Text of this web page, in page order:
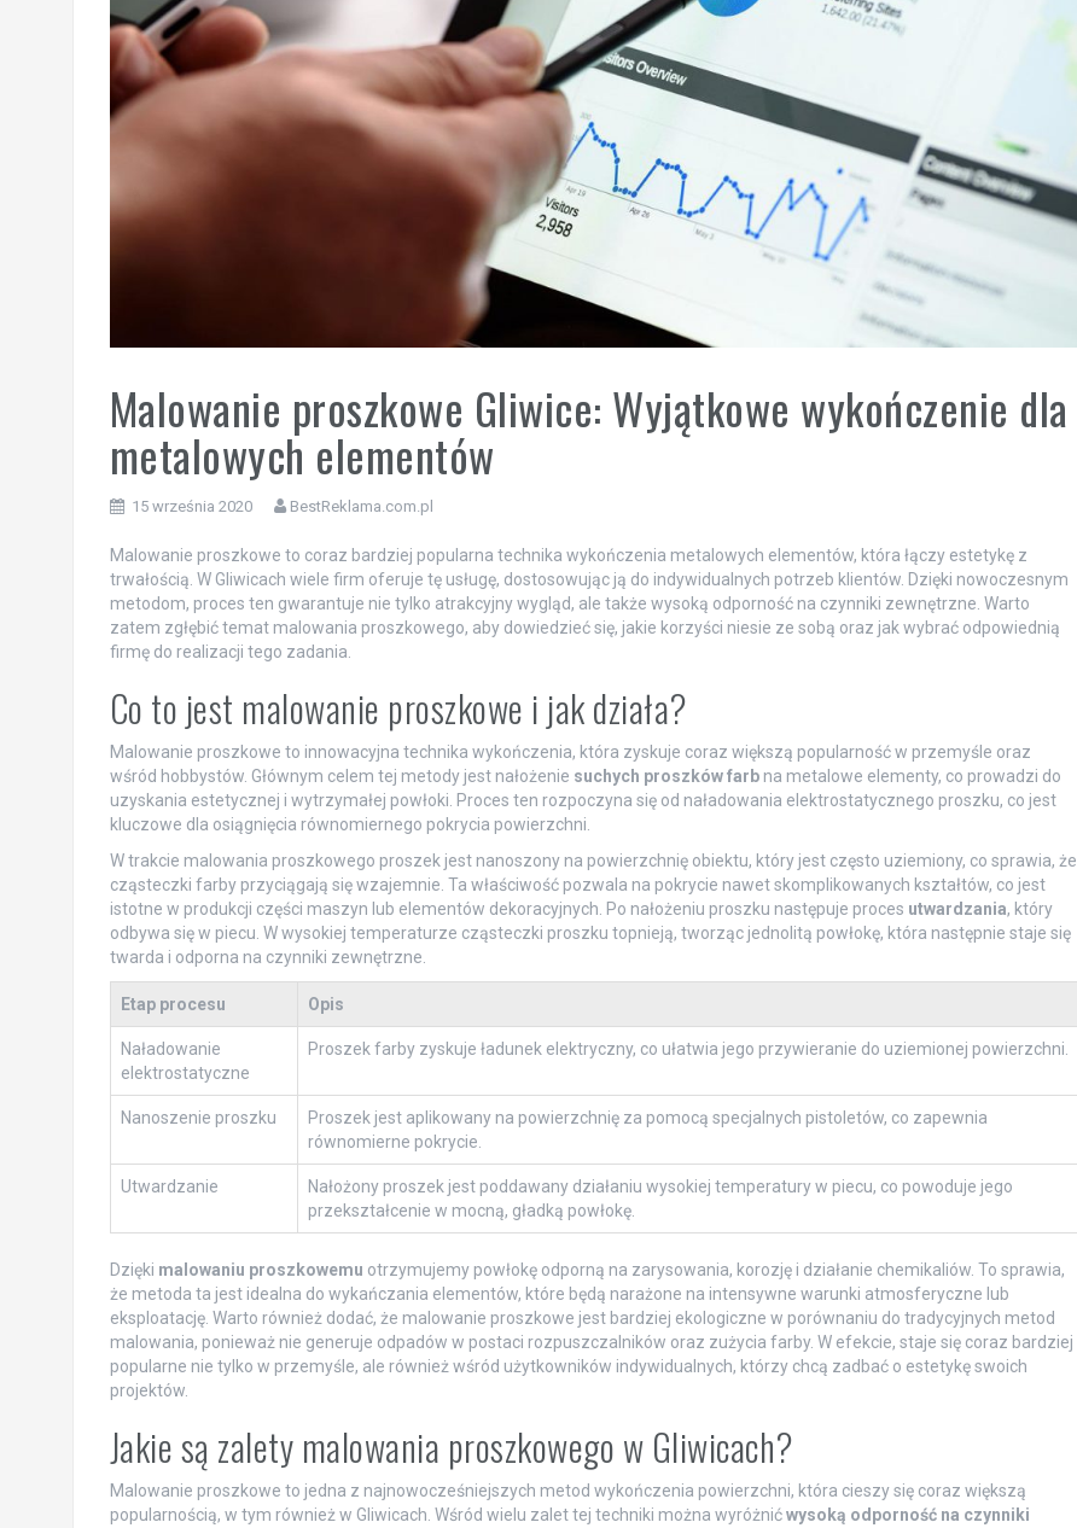
Malowanie proszkowe Gliwice: Wyjątkowe wykończenie dla
metalowych elementów
15 września 2020 BestReklama.com.pl
Malowanie proszkowe to coraz bardziej popularna technika wykończenia metalowych elementów, która łączy estetykę z
trwałością. W Gliwicach wiele firm oferuje tę usługę, dostosowując ją do indywidualnych potrzeb klientów. Dzięki nowoczesnym
metodom, proces ten gwarantuje nie tylko atrakcyjny wygląd, ale także wysoką odporność na czynniki zewnętrzne. Warto
zatem zgłębić temat malowania proszkowego, aby dowiedzieć się, jakie korzyści niesie ze sobą oraz jak wybrać odpowiednią
firmę do realizacji tego zadania.
Co to jest malowanie proszkowe i jak działa?
Malowanie proszkowe to innowacyjna technika wykończenia, która zyskuje coraz większą popularność w przemyśle oraz
wśród hobbystów. Głównym celem tej metody jest nałożenie suchych proszków farbna metalowe elementy, co prowadzi do
uzyskania estetycznej i wytrzymałej powłoki. Proces ten rozpoczyna się od naładowania elektrostatycznego proszku, co jest
kluczowe dla osiągnięcia równomiernego pokrycia powierzchni.
W trakcie malowania proszkowego proszek jest nanoszony na powierzchnię obiektu, który jest często uziemiony, co sprawia, że
cząsteczki farby przyciągają się wzajemnie. Ta właściwość pozwala na pokrycie nawet skomplikowanych kształtów, co jest
istotne w produkcji części maszyn lub elementów dekoracyjnych. Po nałożeniu proszku następuje proces utwardzania, który
odbywa się w piecu. W wysokiej temperaturze cząsteczki proszku topnieją, tworząc jednolitą powłokę, która następnie staje się
twarda i odporna na czynniki zewnętrzne.
Etap procesu Opis
Naładowanie
elektrostatyczne
Proszek farby zyskuje ładunek elektryczny, co ułatwia jego przywieranie do uziemionej powierzchni.
Nanoszenie proszku
Proszek jest aplikowany na powierzchnię za pomocą specjalnych pistoletów, co zapewnia
równomierne pokrycie.
Utwardzanie
Nałożony proszek jest poddawany działaniu wysokiej temperatury w piecu, co powoduje jego
przekształcenie w mocną, gładką powłokę.
Dzięki malowaniu proszkowemu otrzymujemy powłokę odporną na zarysowania, korozję i działanie chemikaliów. To sprawia,
że metoda ta jest idealna do wykańczania elementów, które będą narażone na intensywne warunki atmosferyczne lub
eksploatację. Warto również dodać, że malowanie proszkowe jest bardziej ekologiczne w porównaniu do tradycyjnych metod
malowania, ponieważ nie generuje odpadów w postaci rozpuszczalników oraz zużycia farby. W efekcie, staje się coraz bardziej
popularne nie tylko w przemyśle, ale również wśród użytkowników indywidualnych, którzy chcą zadbać o estetykę swoich
projektów.
Jakie są zalety malowania proszkowego w Gliwicach?
Malowanie proszkowe to jedna z najnowocześniejszych metod wykończenia powierzchni, która cieszy się coraz większą
popularnością, w tym również w Gliwicach. Wśród wielu zalet tej techniki można wyróżnićwysoką odporność na czynniki